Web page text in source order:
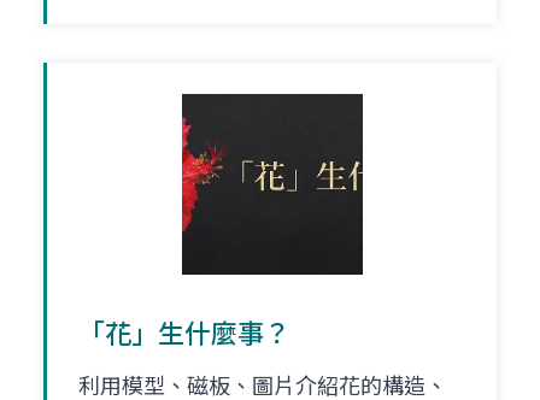
「花」生什麼事？
利用模型、磁板、圖片介紹花的構造、